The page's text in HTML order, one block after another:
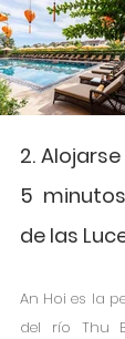
2.
5
de las
An Hoi es la
del río Thu